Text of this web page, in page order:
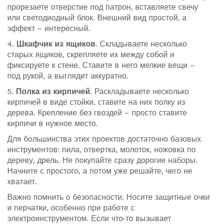
прорезаете отверстие под патрон, вставляете свечу
или светодиодный блок. Внешний вид простой, а
эффект – интересный.
4. Шкафчик из ящиков. Складываете несколько
старых ящиков, скрепляете их между собой и
фиксируете к стене. Ставите в него мелкие вещи –
под рукой, а выглядит аккуратно.
5. Полка из кирпичей. Раскладываете несколько
кирпичей в виде стойки, ставите на них полку из
дерева. Крепление без гвоздей – просто ставите
кирпичи в нужное место.
Для большинства этих проектов достаточно базовых
инструментов: пила, отвертка, молоток, ножовка по
дереву, дрель. Не покупайте сразу дорогие наборы.
Начните с простого, а потом уже решайте, чего не
хватает.
Важно помнить о безопасности. Носите защитные очки
и перчатки, особенно при работе с
электроинструментом. Если что‑то вызывает